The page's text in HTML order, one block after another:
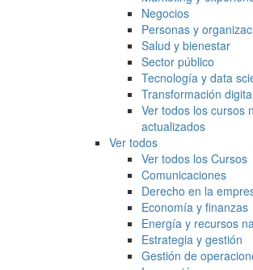
Negocios
Personas y
Salud y bienestar
Sector público
Tecnología y data
Transformación digital
Ver todos los cursos
actualizados
Ver todos
Ver todos los Cursos
Comunicaciones
Derecho en la
Economía y finanzas
Energía y recursos
Estrategia y gestión
Gestión de